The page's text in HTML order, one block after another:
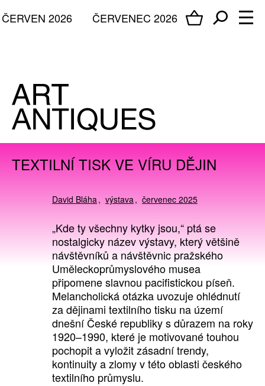
ČERVENEC 2026
ČERVEN 2026
TEXTILNÍ TISK VE VÍRU DĚJIN
David Bláha výstava červenec 2025
„Kde ty všechny kytky jsou,“ ptá se
nostalgicky název výstavy, který většině
návštěvníků a návštěvnic pražského
Uměleckoprůmyslového musea
připomene slavnou pacifistickou píseň.
Melancholická otázka uvozuje ohlédnutí
za dějinami textilního tisku na území
dnešní České republiky s důrazem na roky
1920–1990, které je motivované touhou
pochopit a vyložit zásadní trendy,
kontinuity a zlomy v této oblasti českého
textilního průmyslu.